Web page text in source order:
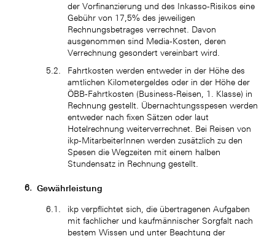
der Vorfinanzierung und des Inkasso-Risikos eine
Gebühr von 17,5% des jeweiligen
Rechnungsbetrages verrechnet. Davon
ausgenommen sind Media-Kosten, deren
Verrechnung gesondert vereinbart wird.
Fahrtkosten werden entweder in der Höhe des
amtlichen Kilometergeldes oder in der Höhe der
ÖBB-Fahrtkosten (Business-Reisen, 1. Klasse) in
Rechnung gestellt. Übernachtungsspesen werden
entweder nach fixen Sätzen oder laut
Hotelrechnung weiterverrechnet. Bei Reisen von
ikp-MitarbeiterInnen werden zusätzlich zu den
Spesen die Wegzeiten mit einem halben
Stundensatz in Rechnung gestellt.
Gewährleistung
ikp verpflichtet sich, die übertragenen Aufgaben
mit fachlicher und kaufmännischer Sorgfalt nach
bestem Wissen und unter Beachtung der